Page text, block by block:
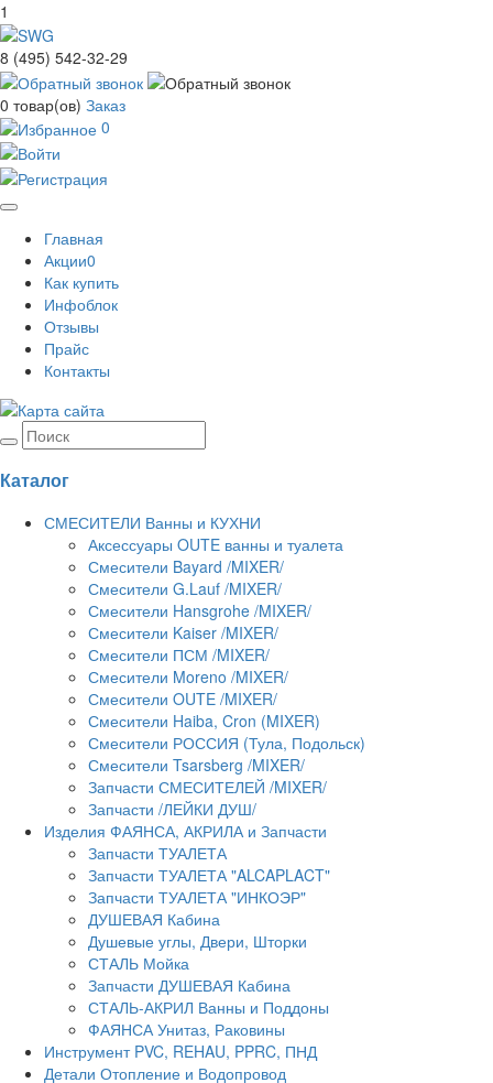
1
8 (495) 542-32-29
0 товар(ов) Заказ
0
Toggle
navigation
Главная
Акции0
Как купить
Инфоблок
Отзывы
Прайс
Контакты
Каталог
СМЕСИТЕЛИ Ванны и КУХНИ
Аксессуары OUTE ванны и туалета
Смесители Bayard /MIXER/
Смесители G.Lauf /MIXER/
Смесители Hansgrohe /MIXER/
Смесители Kaiser /MIXER/
Смесители ПСМ /MIXER/
Смесители Moreno /MIXER/
Смесители OUTE /MIXER/
Смесители Haiba, Cron (MIXER)
Смесители РОССИЯ (Тула, Подольск)
Смесители Tsarsberg /MIXER/
Запчасти СМЕСИТЕЛЕЙ /MIXER/
Запчасти /ЛЕЙКИ ДУШ/
Изделия ФАЯНСА, АКРИЛА и Запчасти
Запчасти ТУАЛЕТА
Запчасти ТУАЛЕТА "ALCAPLACT"
Запчасти ТУАЛЕТА "ИНКОЭР"
ДУШЕВАЯ Кабина
Душевые углы, Двери, Шторки
СТАЛЬ Мойка
Запчасти ДУШЕВАЯ Кабина
СТАЛЬ-АКРИЛ Ванны и Поддоны
ФАЯНСА Унитаз, Раковины
Инструмент PVC, REHAU, PPRC, ПНД
Детали Отопление и Водопровод